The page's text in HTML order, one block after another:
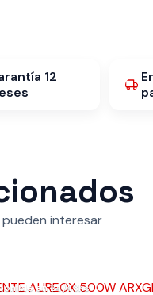
12
interesar
en 24/48hs